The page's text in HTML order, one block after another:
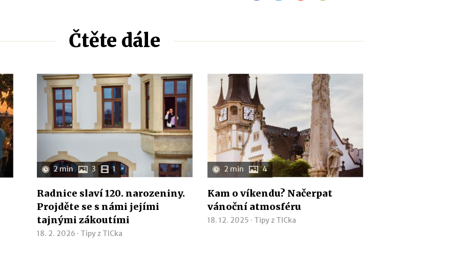
Čtěte dále
2 min 3 1
Radnice slaví 120. narozeniny.
Projděte se s námi jejími
tajnými zákoutími
18. 2. 2026 · Tipy z TICka
2 min 4
Kam o víkendu? Načerpat
vánoční atmosféru
18. 12. 2025 · Tipy z TICka